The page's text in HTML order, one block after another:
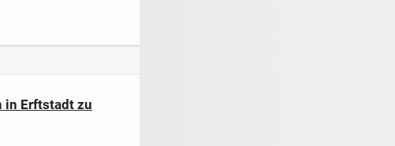
in Erftstadt zu